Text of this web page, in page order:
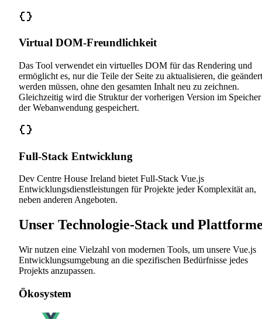
Virtual DOM-Freundlichkeit
Das Tool verwendet ein virtuelles DOM für das Rendering und
ermöglicht es, nur die Teile der Seite zu aktualisieren, die geändert
werden müssen, ohne den gesamten Inhalt neu zu zeichnen.
Gleichzeitig wird die Struktur der vorherigen Version im Speicher
der Webanwendung gespeichert.
Full-Stack Entwicklung
Dev Centre House Ireland bietet Full-Stack Vue.js
Entwicklungsdienstleistungen für Projekte jeder Komplexität an,
neben anderen Angeboten.
Unser Technologie-Stack und
Wir nutzen eine Vielzahl von modernen Tools, um unsere Vue.js
Entwicklungsumgebung an die spezifischen Bedürfnisse jedes
Projekts anzupassen.
Ökosystem